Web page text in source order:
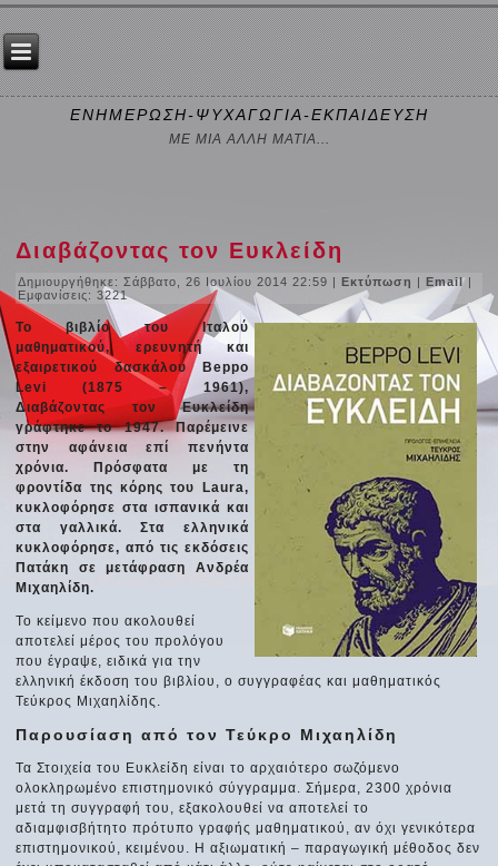
ΕΝΗΜΕΡΩΣΗ-ΨΥΧΑΓΩΓΙΑ-ΕΚΠΑΙΔΕΥΣΗ
ΜΕ ΜΙΑ ΑΛΛΗ ΜΑΤΙΑ...
Διαβάζοντας τον Ευκλείδη
Δημιουργήθηκε: Σάββατο, 26 Ιουλίου 2014 22:59 |Εκτύπωση |Email |
Εμφανίσεις: 3221
Το βιβλίο του Ιταλού
μαθηματικού, ερευνητή και
εξαιρετικού δασκάλου Beppo
Levi (1875 – 1961),
Διαβάζοντας τον Ευκλείδη
γράφτηκε το 1947. Παρέμεινε
στην αφάνεια επί πενήντα
χρόνια. Πρόσφατα με τη
φροντίδα της κόρης του Laura,
κυκλοφόρησε στα ισπανικά και
στα γαλλικά. Στα ελληνικά
κυκλοφόρησε, από τις εκδόσεις
Πατάκη σε μετάφραση Ανδρέα
Μιχαηλίδη.
Το κείμενο που ακολουθεί
αποτελεί μέρος του προλόγου
που έγραψε, ειδικά για την
ελληνική έκδοση του βιβλίου, ο συγγραφέας και μαθηματικός
Τεύκρος Μιχαηλίδης.
Παρουσίαση από τον Τεύκρο Μιχαηλίδη
Τα Στοιχεία του Ευκλείδη είναι το αρχαιότερο σωζόμενο
ολοκληρωμένο επιστημονικό σύγγραμμα. Σήμερα, 2300 χρόνια
μετά τη συγγραφή του, εξακολουθεί να αποτελεί το
αδιαμφισβήτητο πρότυπο γραφής μαθηματικού, αν όχι γενικότερα
επιστημονικού, κειμένου. Η αξιωματική – παραγωγική μέθοδος δεν